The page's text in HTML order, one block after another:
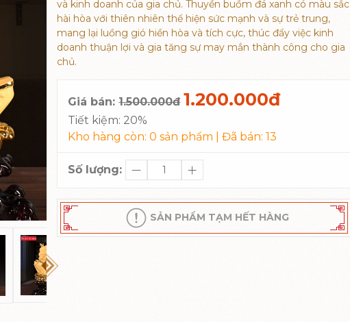
và kinh doanh của gia chủ. Thuyền buồm đá xanh có màu sắc
hài hòa với thiên nhiên thể hiện sức mạnh và sự trẻ trung,
mang lại luồng gió hiền hòa và tích cực, thúc đẩy việc kinh
doanh thuận lợi và gia tăng sự may mắn thành công cho gia
chủ.
Giá bán:1.500.000đ 1.200.000đ
Tiết kiệm: 20%
Kho hàng còn:0 sản phẩm | Đã bán:13
Số lượng:
SẢN PHẨM TẠM HẾT HÀNG